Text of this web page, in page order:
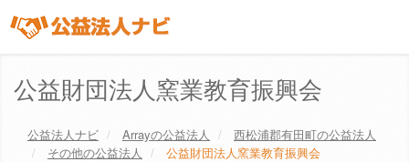
公益財団法人窯業教育振興会
公益法人ナビ Arrayの公益法人 西松浦郡有田町の公益法人
その他の公益法人
公益財団法人窯業教育振興会